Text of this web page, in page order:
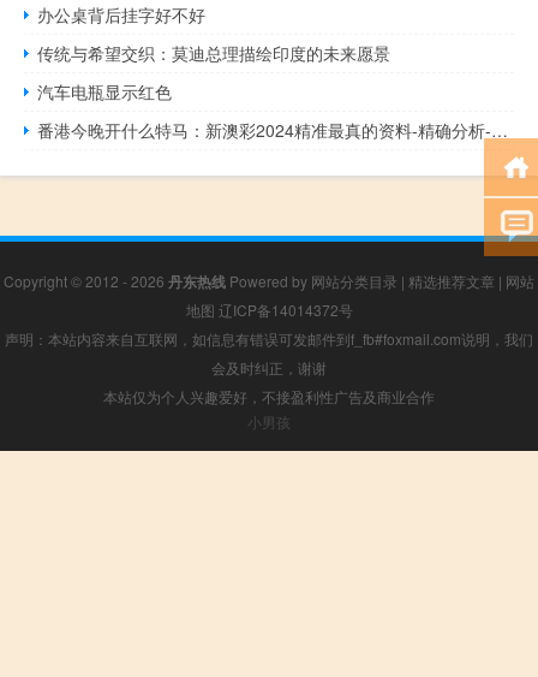
办公桌背后挂字好不好
传统与希望交织：莫迪总理描绘印度的未来愿景
汽车电瓶显示红色
番港今晚开什么特马：新澳彩2024精准最真的资料-精确分析-1266.3D.A115
Copyright © 2012 - 2026 丹东热线 Powered by 网站分类目录 | 精选推荐文章 | 网站
地图 辽ICP备14014372号
声明：本站内容来自互联网，如信息有错误可发邮件到f_fb#foxmail.com说明，我们
会及时纠正，谢谢
本站仅为个人兴趣爱好，不接盈利性广告及商业合作
小男孩